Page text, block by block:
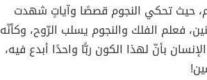
حيث تحكي النجوم قصصًا وآياتٍ شهدت
فعلم الفلك والنجوم يسلب الرّوح، وكأنّه
بأنّ لهذا الكون ربًّا واحدًا أبدع فيه،